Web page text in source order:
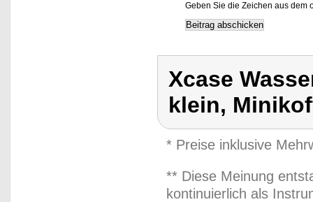
Geben Sie die Zeichen aus dem
Xcase
klein,
* Preise inklusive
** Diese Meinung
kontinuierlich als